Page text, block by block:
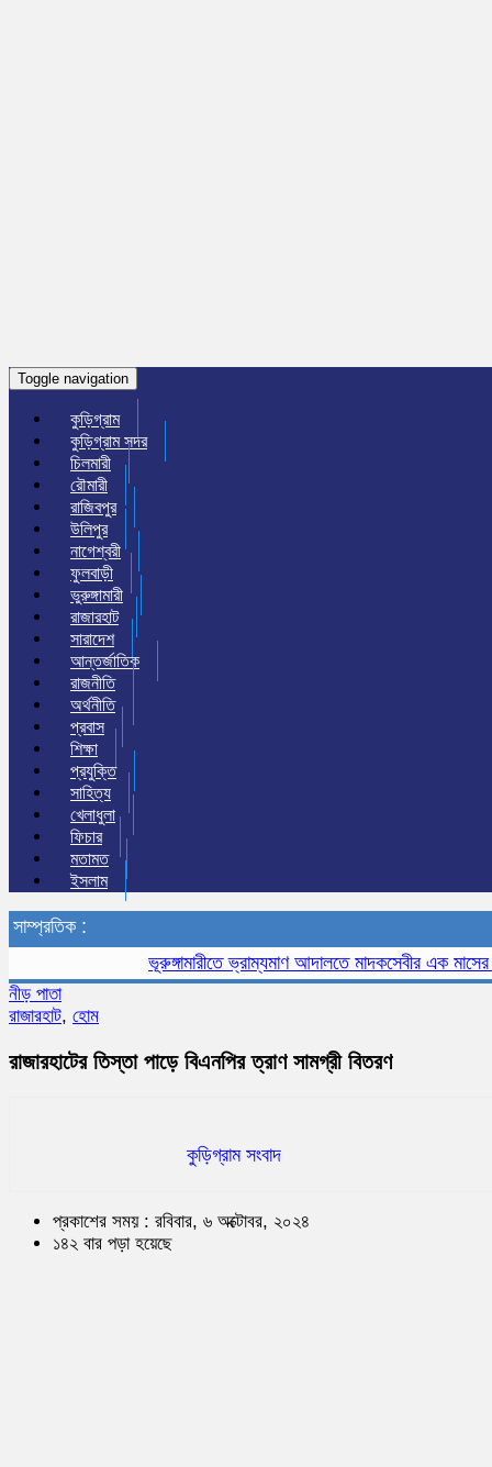
Toggle navigation
কুড়িগ্রাম
কুড়িগ্রাম সদর
চিলমারী
রৌমারী
রাজিবপুর
উলিপুর
নাগেশ্বরী
ফুলবাড়ী
ভুরুঙ্গামারী
রাজারহাট
সারাদেশ
আন্তর্জাতিক
রাজনীতি
অর্থনীতি
প্রবাস
শিক্ষা
প্রযুক্তি
সাহিত্য
খেলাধুলা
ফিচার
মতামত
ইসলাম
সাম্প্রতিক :
ভূরুঙ্গামারীতে ভ্রাম্যমাণ আদালতে মাদকসেবীর এক মাসের
নীড় পাতা
রাজারহাট, হোম
রাজারহাটের তিস্তা পাড়ে বিএনপির ত্রাণ সামগ্রী বিতরণ
কুড়িগ্রাম সংবাদ
প্রকাশের সময় : রবিবার, ৬ অক্টোবর, ২০২৪
১৪২ বার পড়া হয়েছে